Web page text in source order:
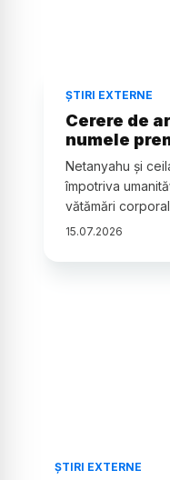
ȘTIRI EXTERNE
Cerere de
numele
Netanyahu și
împotriva
vătămări
15.07.2026
ȘTIRI EXTERNE